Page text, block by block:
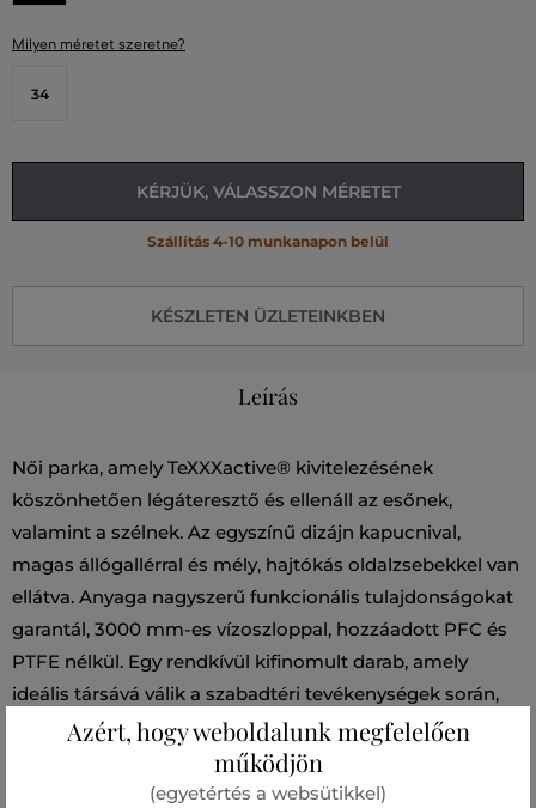
Milyen méretet szeretne?
34
KÉRJÜK, VÁLASSZON MÉRETET
Szállítás 4-10 munkanapon belül
KÉSZLETEN ÜZLETEINKBEN
Leírás
Női parka, amely TeXXXactive® kivitelezésének
köszönhetően légáteresztő és ellenáll az esőnek,
valamint a szélnek. Az egyszínű dizájn kapucnival,
magas állógallérral és mély, hajtókás oldalzsebekkel van
ellátva. Anyaga nagyszerű funkcionális tulajdonságokat
garantál, 3000 mm-es vízoszloppal, hozzáadott PFC és
PTFE nélkül. Egy rendkívül kifinomult darab, amely
ideális társává válik a szabadtéri tevékenységek során,
bármilyen időjárás esetén.
Termék kódja
Azért, hogy weboldalunk megfelelően
működjön
(egyetértés a websütikkel)